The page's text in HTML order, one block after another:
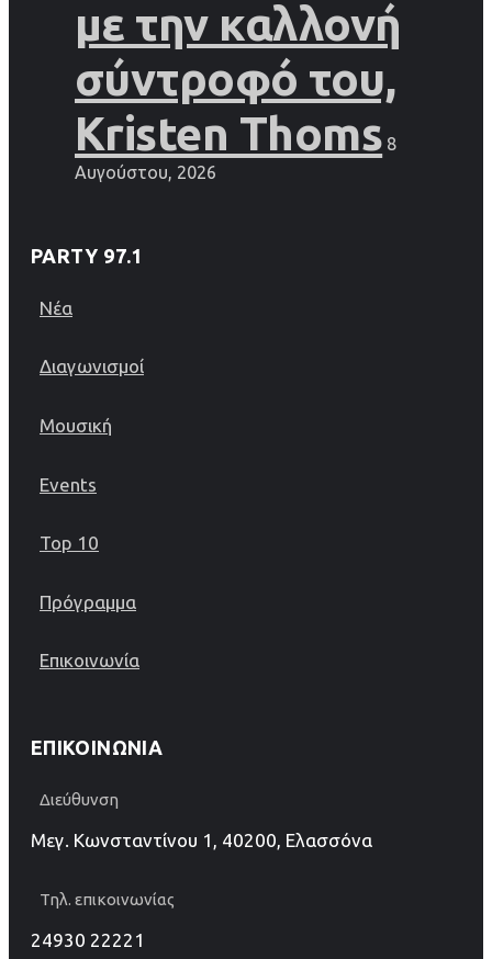
με την καλλονή
σύντροφό του,
Kristen Thoms 8
Αυγούστου, 2026
PARTY 97.1
Νέα
Διαγωνισμοί
Μουσική
Events
Top 10
Πρόγραμμα
Επικοινωνία
ΕΠΙΚΟΙΝΩΝΊΑ
Διεύθυνση
Μεγ. Κωνσταντίνου 1, 40200, Ελασσόνα
Τηλ. επικοινωνίας
24930 22221